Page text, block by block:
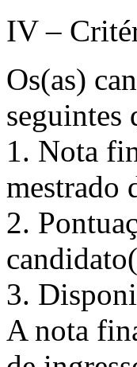
IV –
Os(as)
seguintes
1. Nota
mestrado
2.
3.
A nota